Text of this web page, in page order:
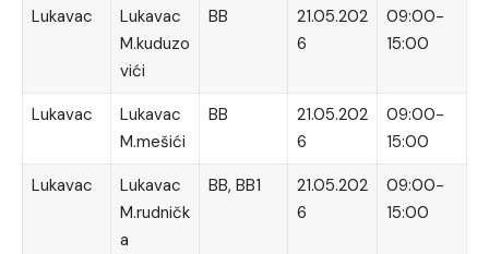
Lukavac
Lukavac
M.kuduzo
vići
BB
21.05.202
6
09:00-
15:00
Lukavac
Lukavac
M.mešići
BB
21.05.202
6
09:00-
15:00
Lukavac
Lukavac
M.rudničk
a
BB, BB1
21.05.202
6
09:00-
15:00